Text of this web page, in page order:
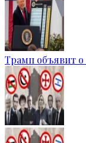
Трамп объявит